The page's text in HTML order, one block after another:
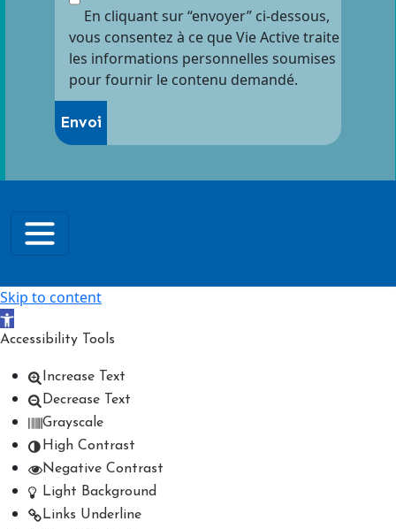
En cliquant sur “envoyer” ci-dessous,
vous consentez à ce que Vie Active traite
les informations personnelles soumises
pour fournir le contenu demandé.
Skip to content
Open toolbar
Accessibility Tools
Increase Text
Decrease Text
Grayscale
High Contrast
Negative Contrast
Light Background
Links Underline